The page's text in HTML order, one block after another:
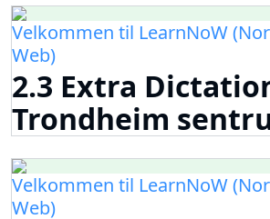
Velkommen til LearnNoW
Web)
2.3 Extra
Trondheim
Velkommen til LearnNoW
Web)